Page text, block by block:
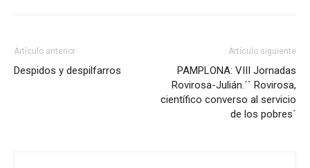
Artículo anterior
Despidos y despilfarros
Artículo siguiente
PAMPLONA: VIII Jornadas
Rovirosa-Julián.´` Rovirosa,
científico converso al servicio
de los pobres´